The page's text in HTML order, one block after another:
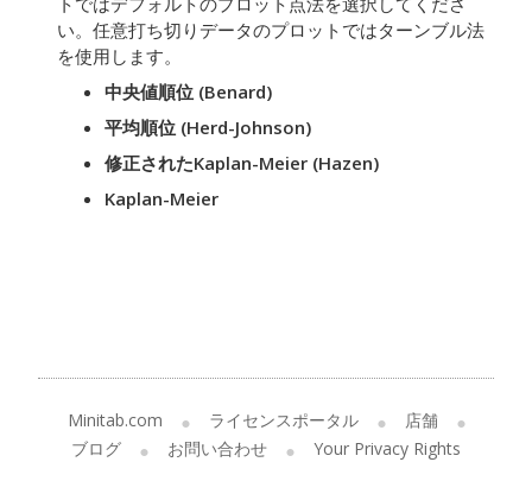
い。任意打ち切りデータのプロットではターンブル法
を使用します。
中央値順位 (Benard)
平均順位 (Herd-Johnson)
修正されたKaplan-Meier (Hazen)
Kaplan-Meier
Minitab.com ライセンスポータル
店舗
ブログ
お問い合わせ Your Privacy Rights